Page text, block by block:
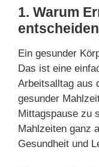
1. Warum
Ein gesunder
Das ist eine
Arbeitsalltag aus
gesunder
Mittagspause zu
Mahlzeiten ganz
Gesundheit und